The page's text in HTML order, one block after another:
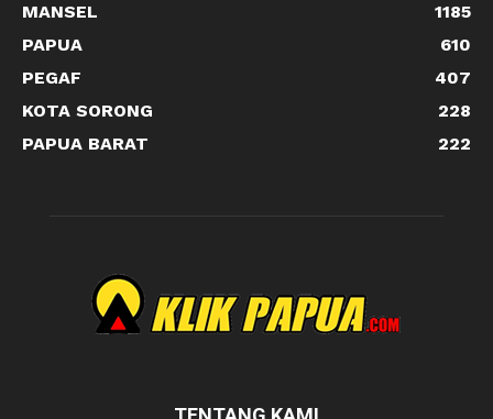
MANSEL
1185
PAPUA
610
PEGAF
407
KOTA SORONG
228
PAPUA BARAT
222